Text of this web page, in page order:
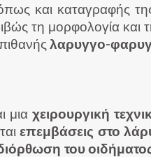
και καταγραφής
τη μορφολογία
λαρυγγο-
μια χειρουργική
επεμβάσεις στο
του